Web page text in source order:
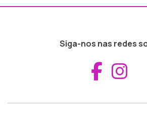
Siga-nos nas redes